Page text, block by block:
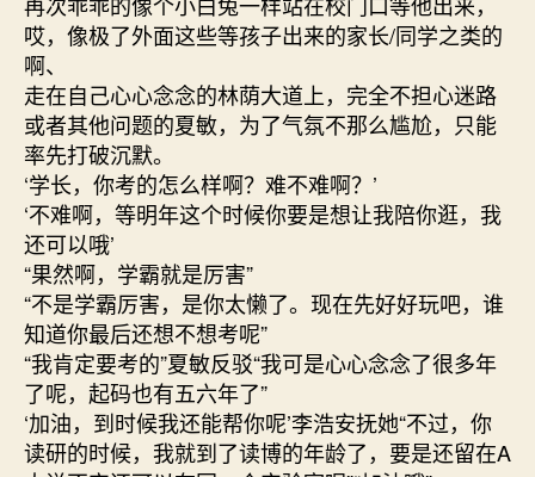
哎，像极了外面这些等孩子出来的家长/同学之类的
啊、
走在自己心心念念的林荫大道上，完全不担心迷路
或者其他问题的夏敏，为了气氛不那么尴尬，只能
率先打破沉默。
‘学长，你考的怎么样啊？难不难啊？’
‘不难啊，等明年这个时候你要是想让我陪你逛，我
还可以哦’
“果然啊，学霸就是厉害”
“不是学霸厉害，是你太懒了。现在先好好玩吧，谁
知道你最后还想不想考呢”
“我肯定要考的”夏敏反驳“我可是心心念念了很多年
了呢，起码也有五六年了”
‘加油，到时候我还能帮你呢’李浩安抚她“不过，你
读研的时候，我就到了读博的年龄了，要是还留在A